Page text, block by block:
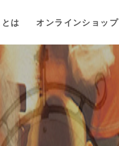
は オンラインショップ